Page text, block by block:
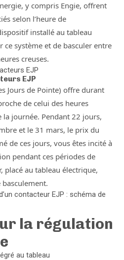
y compris Engie, offrent
selon l’heure de
installé au tableau
ce système et de basculer entre
creuses.
EJP
EJP
Jours de Pointe) offre durant
de celui des heures
journée. Pendant 22 jours,
et le 31 mars, le prix du
de ces jours, vous êtes incité à
pendant ces périodes de
placé au tableau électrique,
contacteur EJP : schéma de
la régulation
au tableau